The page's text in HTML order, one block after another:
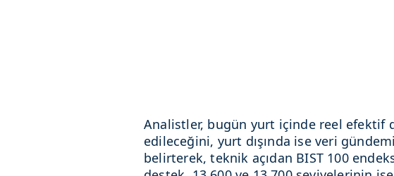
Analistler, bugün yurt içinde reel efektif
edileceğini, yurt dışında ise veri
belirterek, teknik açıdan BIST 100